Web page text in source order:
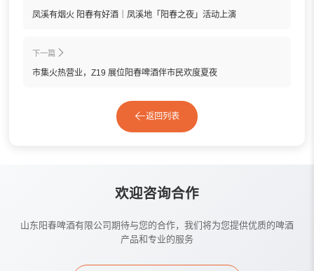
凤溪有烟火 阳春有好酒｜凤溪地「阳春之夜」活动上演
下一篇
市集火热营业，Z19 展位阳春啤酒伴市民欢度夏夜
返回列表
欢迎咨询合作
山东阳春啤酒有限公司期待与您的合作，我们将为您提供优质的啤酒
产品和专业的服务